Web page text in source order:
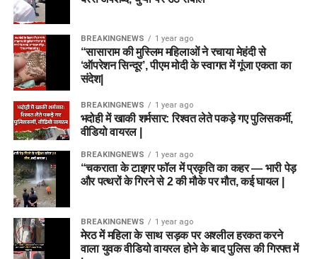
BREAKINGNEWS 1 year ago
“सासाराम की मुस्लिम महिलाओं ने रचाया मेहंदी से
‘ऑपरेशन सिन्दूर’, पीएम मोदी के स्वागत में गूंजा एकता का
संदेश|
BREAKINGNEWS 1 year ago
भदोही में खाकी शर्मसार: रिश्वत लेते पकड़े गए पुलिसकर्मी,
वीडियो वायरल |
BREAKINGNEWS 1 year ago
“चकराता के टाइगर फॉल में प्रकृति का कहर — भारी पेड़
और पत्थरों के गिरने से 2 की मौके पर मौत, कई घायल |
BREAKINGNEWS 1 year ago
मेरठ में महिला के साथ सड़क पर अश्लील हरकत करने
वाला युवक वीडियो वायरल होने के बाद पुलिस की गिरफ्त में